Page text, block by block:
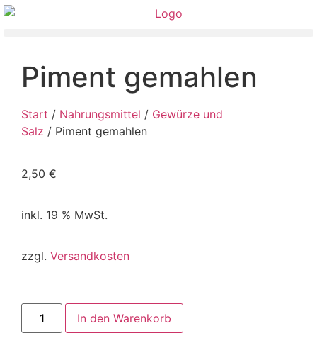
Piment gemahlen
Start / Nahrungsmittel / Gewürze und
Salz / Piment gemahlen
2,50 €
inkl. 19 % MwSt.
zzgl. Versandkosten
In den Warenkorb